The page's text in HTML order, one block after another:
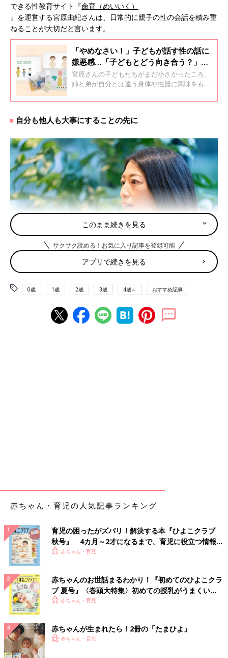
できる性教育サイト『命育（めいいく）
』を運営する宮原由紀さんは、日常的に親子の性の会話を積み重
ねることが大切だと言います。
「やめなさい！」子どもが話す性の話に
嫌悪感…「子どもとどう向き合う？」迷
う母たちが医師監修の情報を発信
宮原さんの子どもたちがまだ小さかったころ、
姉と弟が自分とは違う身体や性器に興味をもっ
たと話します。それをきっかけに、同じような
立ち上げ、医師専門家の監修のもと、幼児から
まな性教育情報を発信しています。
自分も他人も大事にすることの先に
前編「『やめなさい！』子どもが話す性の話に嫌悪感…『子ども
とどう向き合う？』迷う母たちが医師監修の情報を発信」に続い
て、後編では具体的な例も交えて特に乳幼児期において性教育を
――― もし、子どもが性的な事故に巻き込まれたり、尊厳を犯
されたり、怖い目に遭ったりしたら、どうしたら良いのでしょう
か？
大切な子どもがそんな目に遭うのですから、家族がつらいのは当
然です。だからそんなときこそ、子どもも大人もひとりで抱え込
まないで誰かにヘルプを求めることが大切だと思
うんです。
もちろん、普段から「何かあったらおとうさんやおかあさんに相
談してね」と言っている方
このまま続きを見る
サクサク読める！お気に入り記事を登録可能
アプリで続きを見る
0歳 1歳 2歳 3歳 4歳～ おすすめ記事
赤ちゃん・育児の人気記事ランキング
育児の困ったがズバリ！解決する本『ひよこクラブ
秋号』 4カ月～2才になるまで、育児に役立つ情報が
いっぱい！
赤ちゃん・育児
赤ちゃんのお世話まるわかり！『初めてのひよこクラ
ブ 夏号』〈巻頭大特集〉初めての授乳がうまくい
く！ おっぱい・ミルクの基本と夏のトラブル 解決テ
赤ちゃん・育児
赤ちゃんが生まれたら！2冊の「たまひよ」
赤ちゃん・育児